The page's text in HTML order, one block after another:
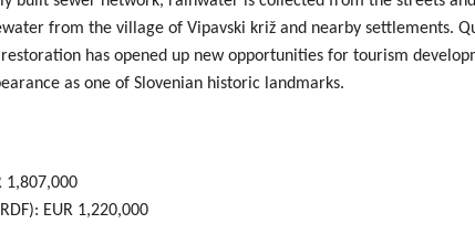
from the village of Vipavski križ and nearby settlements.
has opened up new opportunities for tourism
as one of Slovenian historic landmarks.
1,807,000
EUR 1,220,000